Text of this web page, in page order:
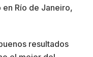
Río de Janeiro,
resultados